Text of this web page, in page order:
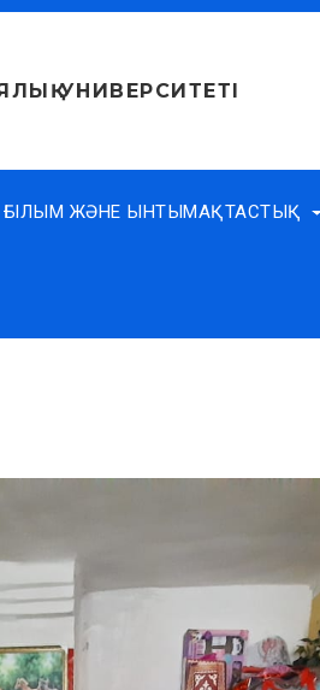
УНИВЕРСИТЕТІ
ҒЫЛЫМ ЖӘНЕ ЫНТЫМАҚТАСТЫҚ